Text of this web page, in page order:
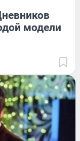
модели